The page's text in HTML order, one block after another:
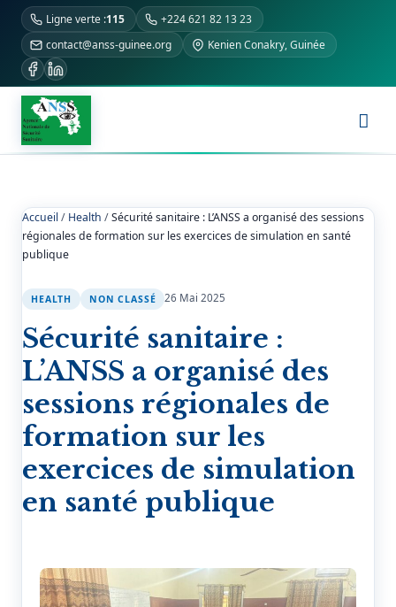
Ligne verte :115
+224 621 82 13 23
contact@anss-guinee.org
Kenien Conakry, Guinée
Accueil/ Health /Sécurité sanitaire : L’ANSS a organisé des sessions
régionales de formation sur les exercices de simulation en santé
publique
HEALTH NON CLASSÉ 26 Mai 2025
Sécurité sanitaire :
L’ANSS a organisé des
sessions régionales de
formation sur les
exercices de simulation
en santé publique